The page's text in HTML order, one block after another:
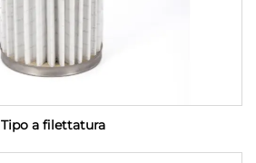
Tipo a filettatura